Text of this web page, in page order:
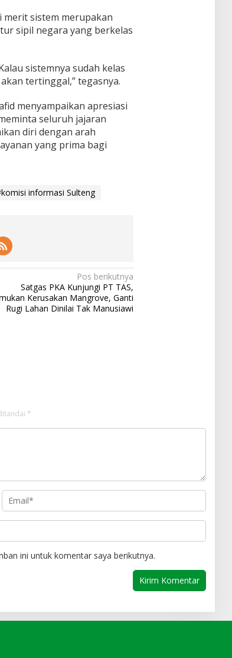
sistem merupakan
sipil negara yang berkelas
sistemnya sudah kelas
tertinggal,” tegasnya.
menyampaikan apresiasi
seluruh jajaran
diri dengan arah
yang prima bagi
informasi Sulteng
Pos berikutnya
Satgas PKA Kunjungi PT TAS,
Kerusakan Mangrove, Ganti
Rugi Lahan Dinilai Tak Manusiawi
*
ini untuk komentar saya berikutnya.